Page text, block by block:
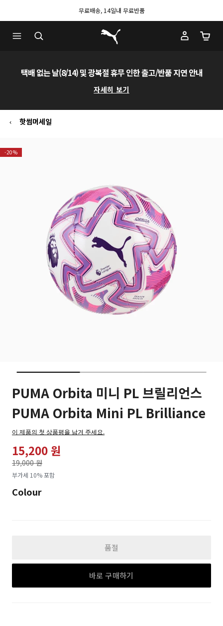
무료배송, 14일내 무료반품
푸마 홈
장바
택배 없는 날(8/14) 및 광복절 휴무 인한 출고/반품 지연 안내
자세히 보기
핫썸머세일
-20%
PUMA Orbita 미니 PL 브릴리언스
PUMA Orbita Mini PL Brilliance
이 제품의 첫 상품평을 남겨 주세요.
15,200 원
19,000 원
로
부가세 10% 포함
Colour
품절
바로 구매하기